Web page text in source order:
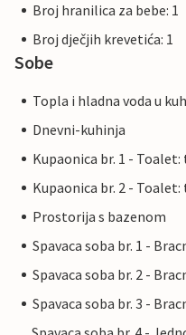
Broj hranilica za bebe: 1
Broj dječjih krevetića: 1
Sobe
Topla i hladna voda u
Dnevni-kuhinja
Kupaonica br. 1 -
Kupaonica br. 2 -
Prostorija s bazenom
Spavaca soba br. 1 -
Spavaca soba br. 2 -
Spavaca soba br. 3 -